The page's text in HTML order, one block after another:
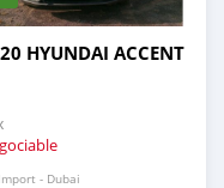
HYUNDAI ACCENT
Import - Dubai